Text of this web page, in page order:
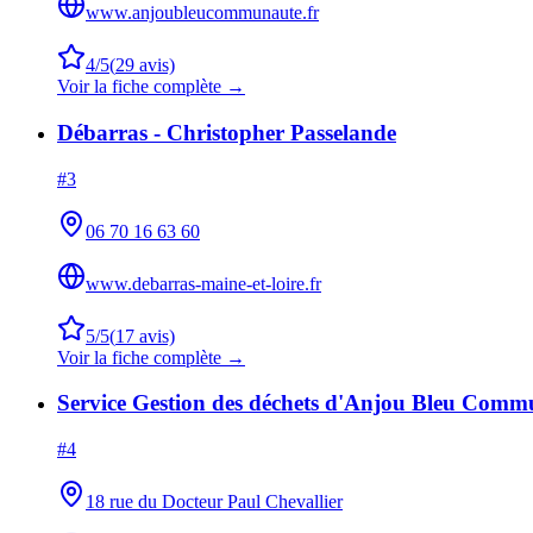
www.anjoubleucommunaute.fr
4/5(29 avis)
Voir la fiche complète →
Débarras - Christopher Passelande
#3
06 70 16 63 60
www.debarras-maine-et-loire.fr
5/5(17 avis)
Voir la fiche complète →
Service Gestion des déchets d'Anjou Bleu
#4
18 rue du Docteur Paul Chevallier